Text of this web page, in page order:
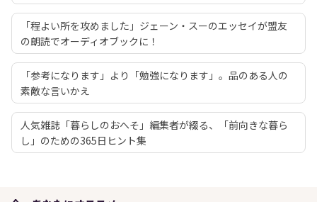
「程よい所を攻めました」ジェーン・スーのエッセイが盟友
の朗読でオーディオブックに！
「参考になります」より「勉強になります」。品のある人の
素敵な言いかえ
人気雑誌「暮らしのおへそ」編集者が綴る、「前向きな暮ら
し」のための365日ヒント集